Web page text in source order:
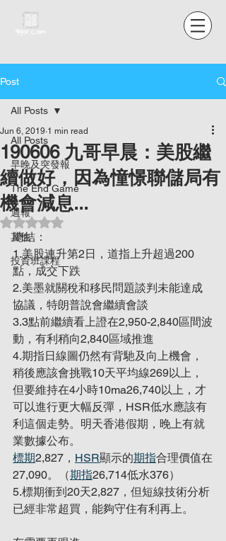
Post
All Posts
早晚及突發報
The End Game
週報
其他
投資班課程
All Posts
190606 九哥早晨：美股繼
續做好，因為憧憬聯儲局有
機會減息...
Jun 6, 2019 1 min read
Rated NaN out of 5 stars.
總結：
1.美股連升第2日，道指上升超過200
點，成交下跌
2.美墨就關稅和移民問題談判未能達成
協議，特朗普說會繼續會談
3.3點前繼續看上證在2,950-2,840區間波
動，有利稍向2,840區域推進
4.期指日線圖仍然有背馳及向上機會，
稍後應該會挑戰10天平均線269以上，
但要維持在4小時10ma26,740以上，才
可以進行更大幅反彈，HSR低水應該有
利這個走勢。明天香港假期，晚上有就
業數據公布。
標期2,827， HSR顯示的期指合理價值在
27,090。（期指26,714低水376）
5.標期衝到20天2,827，但短線技術分析
已經非常超買，能夠守住有利再上。